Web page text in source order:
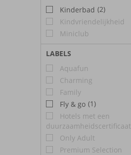
Kinderbad (2)
Kindvriendelijkheid
Miniclub
LABELS
Aquafun
Charming
Family
Fly & go (1)
Hotels met een
duurzaamheidscertificaat
Only Adult
Premium Selection